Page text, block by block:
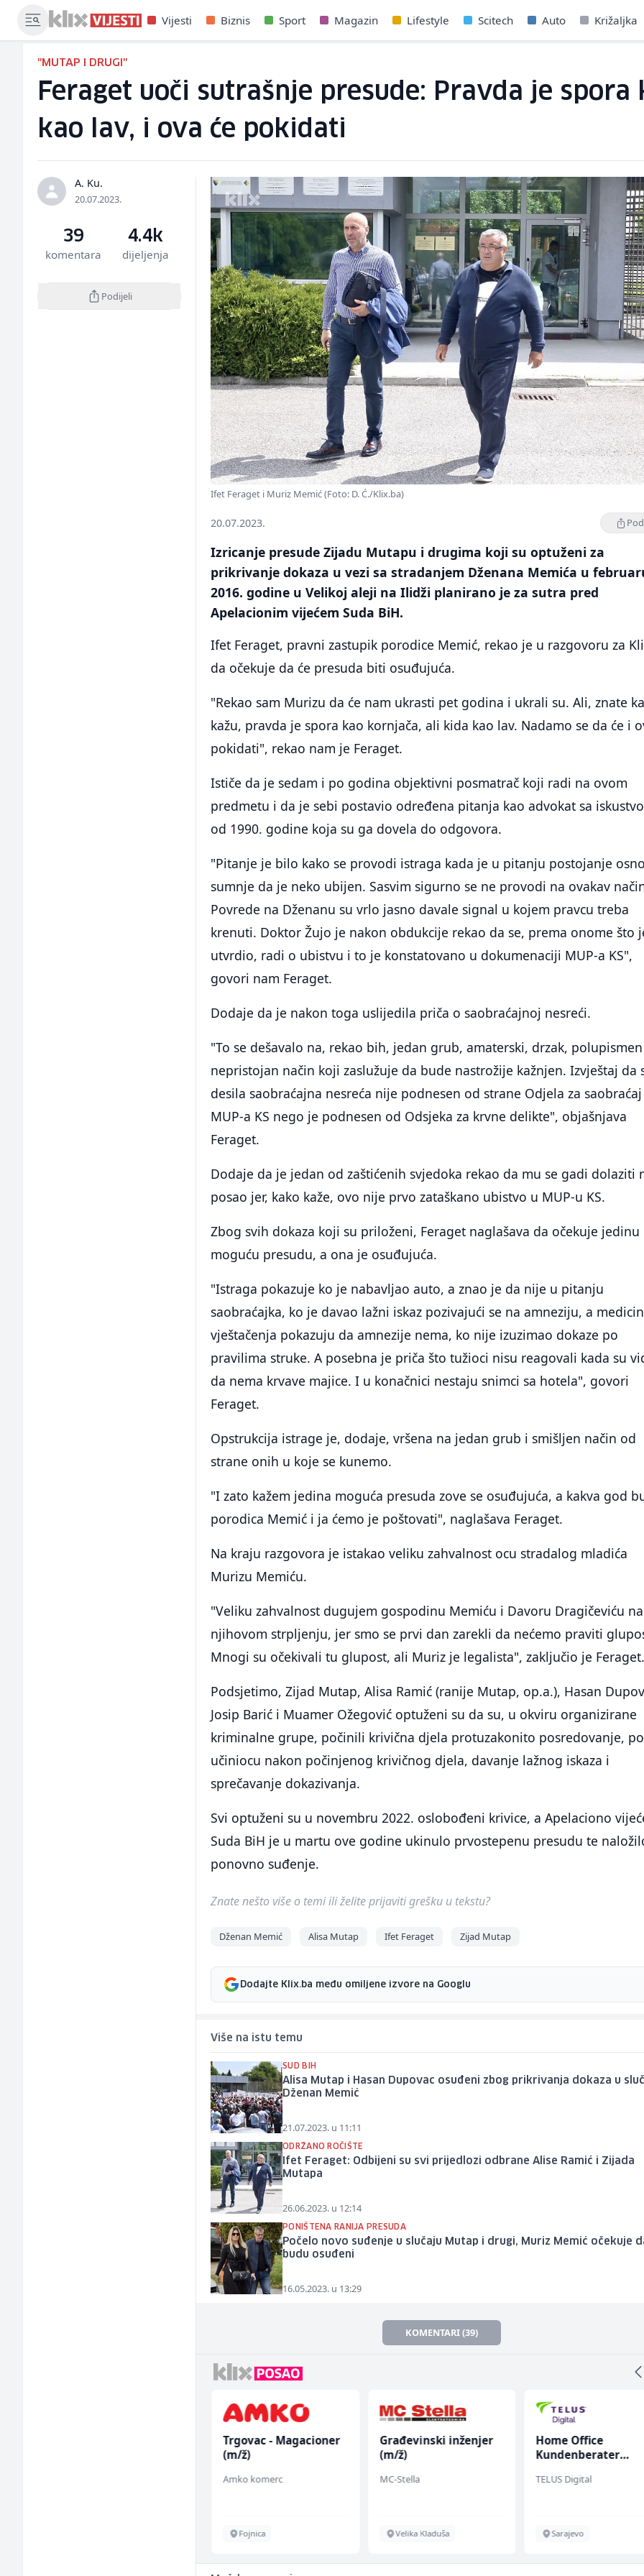
Vijesti Biznis Sport Magazin Lifestyle Scitech Auto Križaljka
"MUTAP I DRUGI"
Feraget uoči sutrašnje presude: Pravda je
kao lav, i ova će pokidati
A. Ku.
20.07.2023.
39
komentara
4.4k
dijeljenja
Podijeli
Ifet Feraget i Muriz Memić (Foto: D. Ć./Klix.ba)
20.07.2023.
Izricanje presude Zijadu Mutapu i drugima koji su optuženi za
prikrivanje dokaza u vezi sa stradanjem Dženana Memića u
2016. godine u Velikoj aleji na Ilidži planirano je za sutra pred
Apelacionim vijećem Suda BiH.
Ifet Feraget, pravni zastupik porodice Memić, rekao je u razgovoru za
da očekuje da će presuda biti osuđujuća.
"Rekao sam Murizu da će nam ukrasti pet godina i ukrali su. Ali, znate
kažu, pravda je spora kao kornjača, ali kida kao lav. Nadamo se da će i
pokidati", rekao nam je Feraget.
Ističe da je sedam i po godina objektivni posmatrač koji radi na ovom
predmetu i da je sebi postavio određena pitanja kao advokat sa
od 1990. godine koja su ga dovela do odgovora.
"Pitanje je bilo kako se provodi istraga kada je u pitanju postojanje
sumnje da je neko ubijen. Sasvim sigurno se ne provodi na ovakav
Povrede na Dženanu su vrlo jasno davale signal u kojem pravcu treba
krenuti. Doktor Žujo je nakon obdukcije rekao da se, prema onome što
utvrdio, radi o ubistvu i to je konstatovano u dokumenaciji MUP-a KS",
govori nam Feraget.
Dodaje da je nakon toga uslijedila priča o saobraćajnoj nesreći.
"To se dešavalo na, rekao bih, jedan grub, amaterski, drzak,
nepristojan način koji zaslužuje da bude nastrožije kažnjen. Izvještaj da
desila saobraćajna nesreća nije podnesen od strane Odjela za saobraćaj
MUP-a KS nego je podnesen od Odsjeka za krvne delikte", objašnjava
Feraget.
Dodaje da je jedan od zaštićenih svjedoka rekao da mu se gadi dolaziti
posao jer, kako kaže, ovo nije prvo zataškano ubistvo u MUP-u KS.
Zbog svih dokaza koji su priloženi, Feraget naglašava da očekuje jedinu
moguću presudu, a ona je osuđujuća.
"Istraga pokazuje ko je nabavljao auto, a znao je da nije u pitanju
saobraćajka, ko je davao lažni iskaz pozivajući se na amneziju, a
vještačenja pokazuju da amnezije nema, ko nije izuzimao dokaze po
pravilima struke. A posebna je priča što tužioci nisu reagovali kada su
da nema krvave majice. I u konačnici nestaju snimci sa hotela", govori
Feraget.
Opstrukcija istrage je, dodaje, vršena na jedan grub i smišljen način od
strane onih u koje se kunemo.
"I zato kažem jedina moguća presuda zove se osuđujuća, a kakva god
porodica Memić i ja ćemo je poštovati", naglašava Feraget.
Na kraju razgovora je istakao veliku zahvalnost ocu stradalog mladića
Murizu Memiću.
"Veliku zahvalnost dugujem gospodinu Memiću i Davoru Dragičeviću na
njihovom strpljenju, jer smo se prvi dan zarekli da nećemo praviti
Mnogi su očekivali tu glupost, ali Muriz je legalista", zaključio je Feraget.
Podsjetimo, Zijad Mutap, Alisa Ramić (ranije Mutap, op.a.), Hasan
Josip Barić i Muamer Ožegović optuženi su da su, u okviru organizirane
kriminalne grupe, počinili krivična djela protuzakonito posredovanje,
učiniocu nakon počinjenog krivičnog djela, davanje lažnog iskaza i
sprečavanje dokazivanja.
Svi optuženi su u novembru 2022. oslobođeni krivice, a Apelaciono
Suda BiH je u martu ove godine ukinulo prvostepenu presudu te
ponovno suđenje.
Znate nešto više o temi ili želite prijaviti grešku u tekstu?
Dženan Memić Alisa Mutap Ifet Feraget Zijad Mutap
Dodajte Klix.ba među omiljene izvore na Googlu
Više na istu temu
SUD BIH
Alisa Mutap i Hasan Dupovac osuđeni zbog prikrivanja dokaza u
Dženan Memić
21.07.2023. u 11:11
ODRŽANO ROČIŠTE
Ifet Feraget: Odbijeni su svi prijedlozi odbrane Alise Ramić i Zijada
Mutapa
26.06.2023. u 12:14
PONIŠTENA RANIJA PRESUDA
Počelo novo suđenje u slučaju Mutap i drugi, Muriz Memić očekuje
budu osuđeni
16.05.2023. u 13:29
KOMENTARI (39)
Trgovac - Magacioner
(m/ž)
Amko komerc
Fojnica
Građevinski inženjer
(m/ž)
MC-Stella
Velika Kladuša
Home Office
Kundenberater
TELUS Digital
Sarajevo